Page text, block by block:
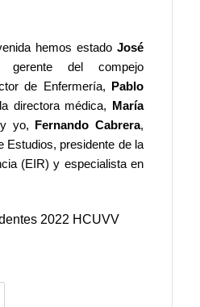
hemos estado José
gerente del compejo
de Enfermería,
Pablo
directora médica,
María
yo, Fernando Cabrera,
Estudios, presidente de la
(EIR) y especialista en